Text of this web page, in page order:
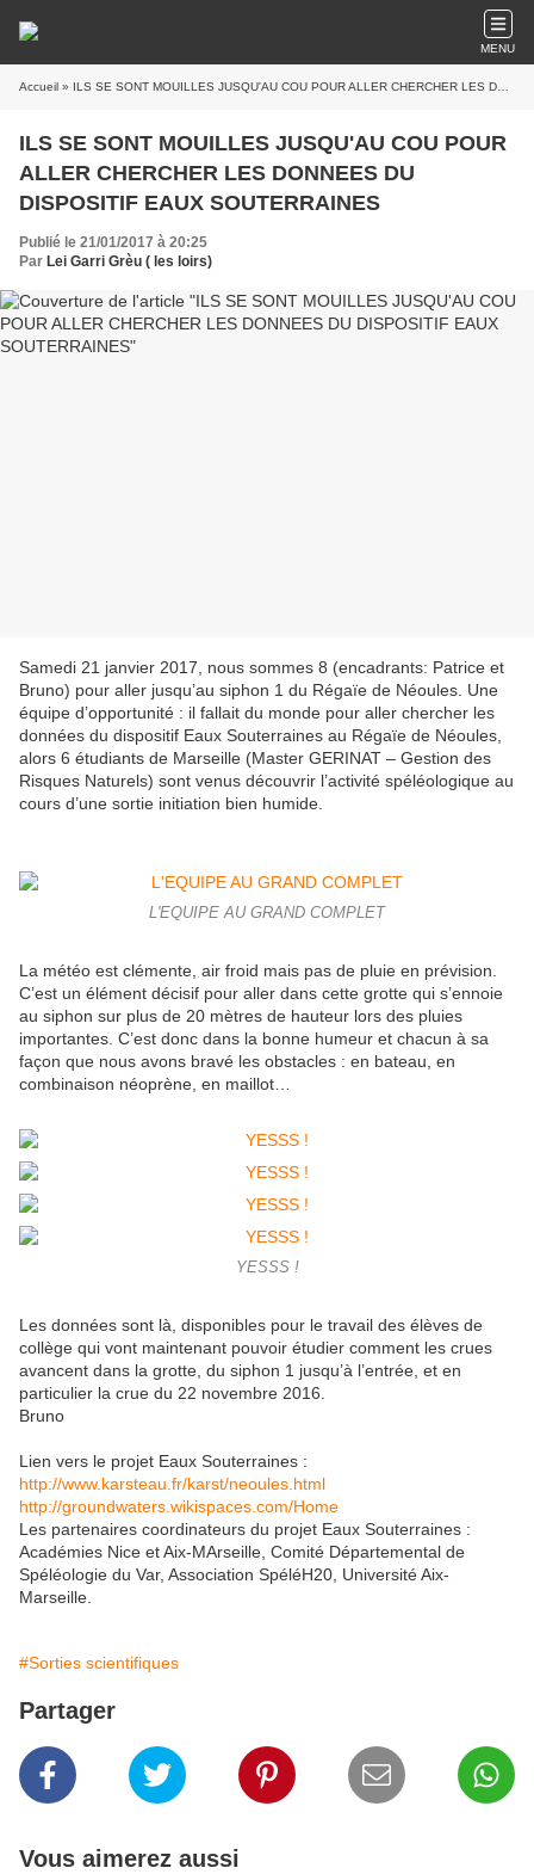
MENU
Accueil » ILS SE SONT MOUILLES JUSQU'AU COU POUR ALLER CHERCHER LES DONNEES DU DISPOSITIF EAUX SOUTERRAINES
ILS SE SONT MOUILLES JUSQU'AU COU POUR
ALLER CHERCHER LES DONNEES DU
DISPOSITIF EAUX SOUTERRAINES
Publié le 21/01/2017 à 20:25
Par Lei Garri Grèu ( les loirs)
Samedi 21 janvier 2017, nous sommes 8 (encadrants: Patrice et
Bruno) pour aller jusqu’au siphon 1 du Régaïe de Néoules. Une
équipe d’opportunité : il fallait du monde pour aller chercher les
données du dispositif Eaux Souterraines au Régaïe de Néoules,
alors 6 étudiants de Marseille (Master GERINAT – Gestion des
Risques Naturels) sont venus découvrir l’activité spéléologique au
cours d’une sortie initiation bien humide.
L'EQUIPE AU GRAND COMPLET
La météo est clémente, air froid mais pas de pluie en prévision.
C’est un élément décisif pour aller dans cette grotte qui s’ennoie
au siphon sur plus de 20 mètres de hauteur lors des pluies
importantes. C’est donc dans la bonne humeur et chacun à sa
façon que nous avons bravé les obstacles : en bateau, en
combinaison néoprène, en maillot…
YESSS !
Les données sont là, disponibles pour le travail des élèves de
collège qui vont maintenant pouvoir étudier comment les crues
avancent dans la grotte, du siphon 1 jusqu’à l’entrée, et en
particulier la crue du 22 novembre 2016.
Bruno
Lien vers le projet Eaux Souterraines :
http://www.karsteau.fr/karst/neoules.html
http://groundwaters. wikispaces.com/Home
Les partenaires coordinateurs du projet Eaux Souterraines :
Académies Nice et Aix-MArseille, Comité Départemental de
Spéléologie du Var, Association SpéléH20, Université Aix-
Marseille.
#Sorties scientifiques
Partager
Vous aimerez aussi